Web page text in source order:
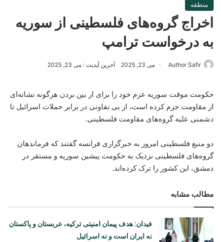
منطقه
اخراج گروه‌های فلسطینی از سوریه
به درخواست ترامپ
Author Safir می 23, 2025 آخرین آپدیت : می 23, 2025
حکومت موقت سوریه عزم خود را برای از بین بردن هرگونه نشانه‌ای
از مقاومت جزم کرده است، از بی تفاوتی در برابر حملات اسرائیل تا
دشمنی علیه گروه‌های مقاومت فلسطینی.
دو منبع فلسطینی امروز به خبرگزاری فرانسه گفتند که فرماندهان
گروه‌های فلسطینی نزدیک به حکومت پیشین سوریه و مستقر در
دمشق، این کشور را ترک کرده‌اند.
مطالب مشابه
فیدان: هدف پیمان امنیتی ترکیه، عربستان و پاکستان
نه ایران است و نه اسرائیل